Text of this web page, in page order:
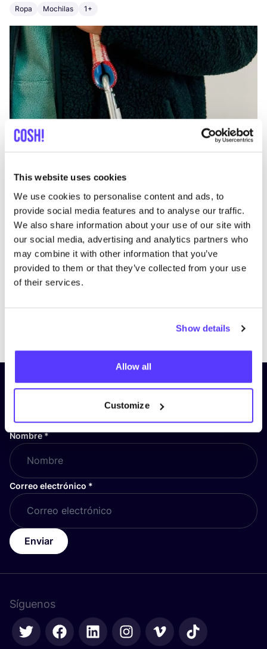
This website uses cookies
We use cookies to personalise content and ads, to
provide social media features and to analyse our traffic.
We also share information about your use of our site with
our social media, advertising and analytics partners who
may combine it with other information that you’ve
provided to them or that they’ve collected from your use
of their services.
Show details
Allow all
Customize
Ropa Mochilas 1+
Previous
¡Suscríbete a nuestro boletín
y mantente informado!
Nombre*
Correo electrónico *
Enviar
Síguenos